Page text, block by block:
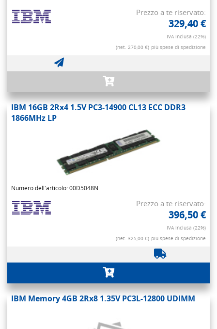
Prezzo a te riservato:
329,40 €
IVA inclusa (22%)
(net. 270,00 €) più spese di spedizione
IBM 16GB 2Rx4 1.5V PC3-14900 CL13 ECC DDR3
1866MHz LP
Numero dell'articolo: 00D5048N
Prezzo a te riservato:
396,50 €
IVA inclusa (22%)
(net. 325,00 €) più spese di spedizione
IBM Memory 4GB 2Rx8 1.35V PC3L-12800 UDIMM